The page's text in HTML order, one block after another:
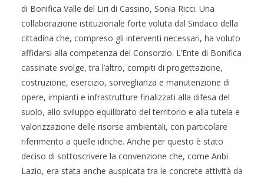
di Bonifica Valle del Liri di Cassino, Sonia Ricci. Una
collaborazione istituzionale forte voluta dal Sindaco della
cittadina che, compreso gli interventi necessari, ha voluto
affidarsi alla competenza del Consorzio. L’Ente di Bonifica
cassinate svolge, tra l’altro, compiti di progettazione,
costruzione, esercizio, sorveglianza e manutenzione di
opere, impianti e infrastrutture finalizzati alla difesa del
suolo, allo sviluppo equilibrato del territorio e alla tutela e
valorizzazione delle risorse ambientali, con particolare
riferimento a quelle idriche. Anche per questo è stato
deciso di sottoscrivere la convenzione che, come Anbi
Lazio, era stata anche auspicata tra le concrete attività da